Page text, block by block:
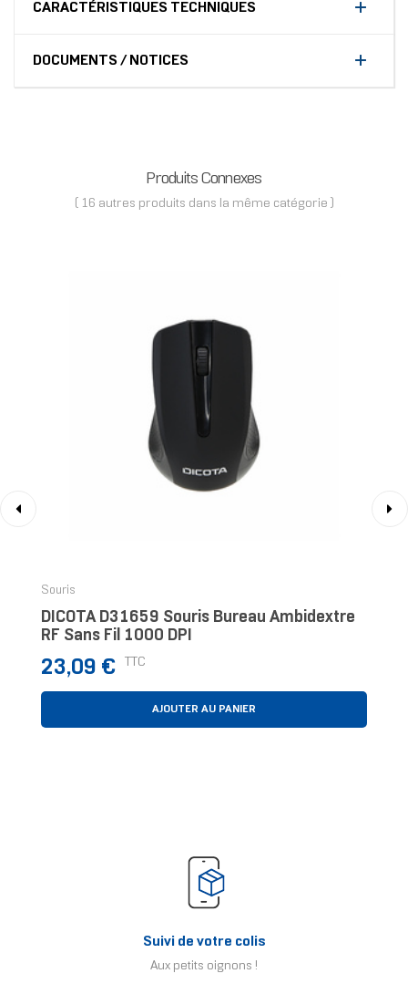
CARACTÉRISTIQUES TECHNIQUES
DOCUMENTS / NOTICES
Produits Connexes
( 16 autres produits dans la même catégorie )
Souris
DICOTA D31659 Souris Bureau Ambidextre
RF Sans Fil 1000 DPI
Prix
23,09 € TTC
AJOUTER AU PANIER
Suivi de votre colis
Aux petits oignons !